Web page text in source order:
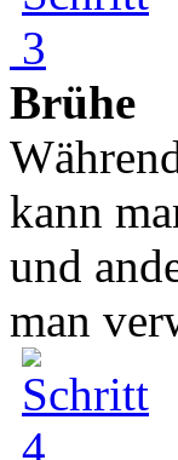
Brühe
kann
und
man